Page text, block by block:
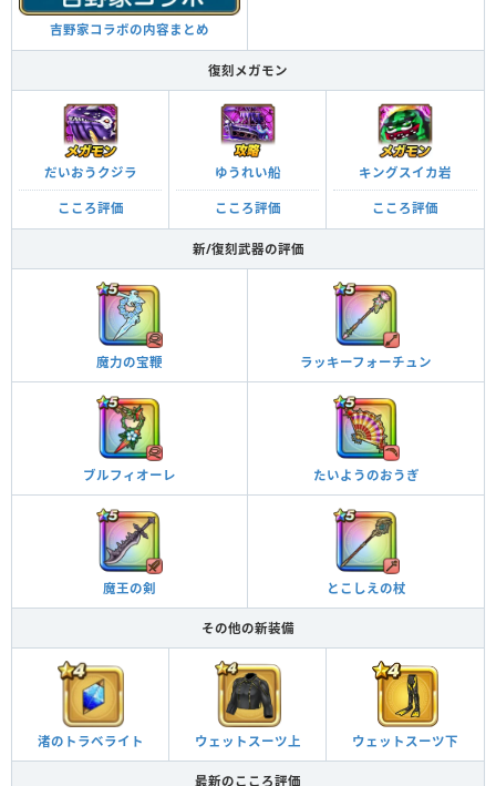
吉野家コラボの内容まとめ
復刻メガモン
だいおうクジラ
こころ評価
ゆうれい船
こころ評価
キングスイカ岩
こころ評価
新/復刻武器の評価
魔力の宝鞭 ラッキーフォーチュン
ブルフィオーレ たいようのおうぎ
魔王の剣 とこしえの杖
その他の新装備
渚のトラベライト ウェットスーツ上 ウェットスーツ下
最新のこころ評価